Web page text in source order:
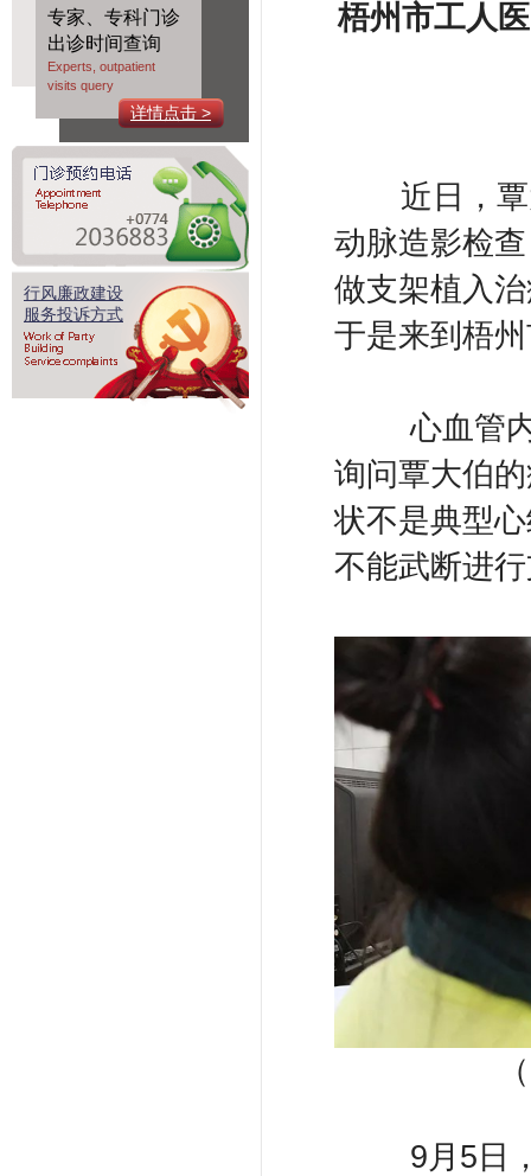
专家、专科门诊
出诊时间查询
Experts, outpatient
visits query
详情点击 >
行风廉政建设
服务投诉方式
梧州市工人
近日，覃
动脉造影检
做支架植入
于是来到梧
心血管内
询问覃大伯
状不是典型
不能武断进
9月5日，